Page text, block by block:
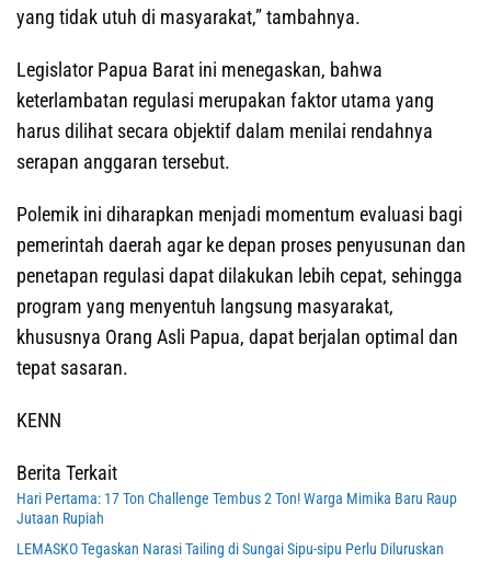
yang tidak utuh di masyarakat,” tambahnya.
Legislator Papua Barat ini menegaskan, bahwa
keterlambatan regulasi merupakan faktor utama yang
harus dilihat secara objektif dalam menilai rendahnya
serapan anggaran tersebut.
Polemik ini diharapkan menjadi momentum evaluasi bagi
pemerintah daerah agar ke depan proses penyusunan dan
penetapan regulasi dapat dilakukan lebih cepat, sehingga
program yang menyentuh langsung masyarakat,
khususnya Orang Asli Papua, dapat berjalan optimal dan
tepat sasaran.
KENN
Berita Terkait
Hari Pertama: 17 Ton Challenge Tembus 2 Ton! Warga Mimika Baru Raup
Jutaan Rupiah
LEMASKO Tegaskan Narasi Tailing di Sungai Sipu-sipu Perlu Diluruskan